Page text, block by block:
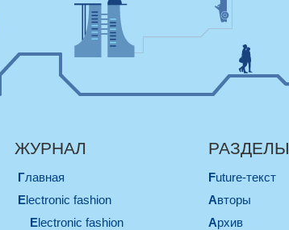
ЖУРНАЛ
Главная
electronic fashion
electronic fashion
РАЗДЕЛЫ
Future-текст
Авторы
Архив